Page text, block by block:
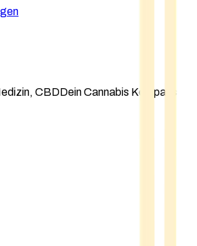
CBDDein Cannabis Kompass